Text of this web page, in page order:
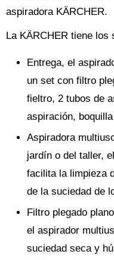
aspiradora KÄRCHER.
La KÄRCHER tiene los
Entrega, el
un set con filtro
fieltro, 2 tubos de
aspiración,
Aspiradora
jardín o del taller,
facilita la limpieza
de la suciedad de
Filtro plegado
el aspirador
suciedad seca y